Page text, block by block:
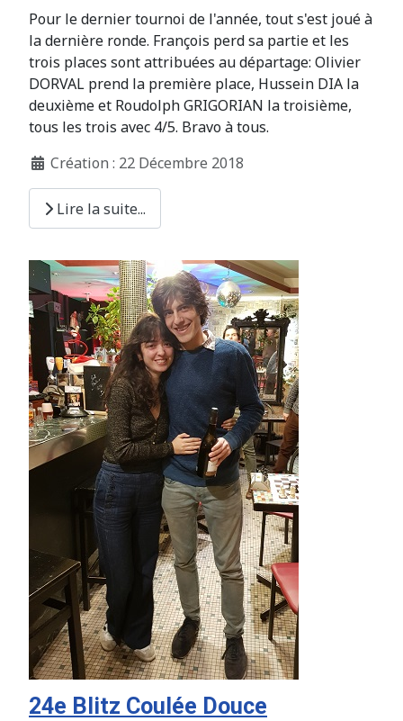
Pour le dernier tournoi de l'année, tout s'est joué à
la dernière ronde. François perd sa partie et les
trois places sont attribuées au départage: Olivier
DORVAL prend la première place, Hussein DIA la
deuxième et Roudolph GRIGORIAN la troisième,
tous les trois avec 4/5. Bravo à tous.
Création : 22 Décembre 2018
Lire la suite...
24e Blitz Coulée Douce